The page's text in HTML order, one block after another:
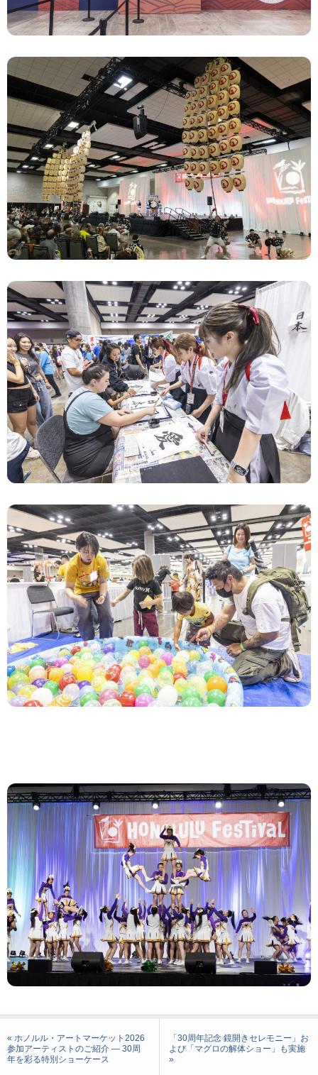
« ホノルル・アートマーケット2026
参加アーティストのご紹介 ― 30周
年を彩る特別ショーケース
「30周年記念 鏡開きセレモニー」お
よび「マグロの解体ショー」も実施
»